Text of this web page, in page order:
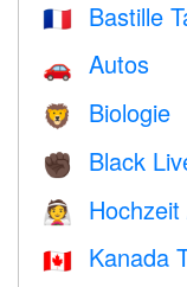
🇫🇷 Bastille
🚗 Autos
🦁 Biologie
✊🏿 Black
👰
🇨🇦 Kanada